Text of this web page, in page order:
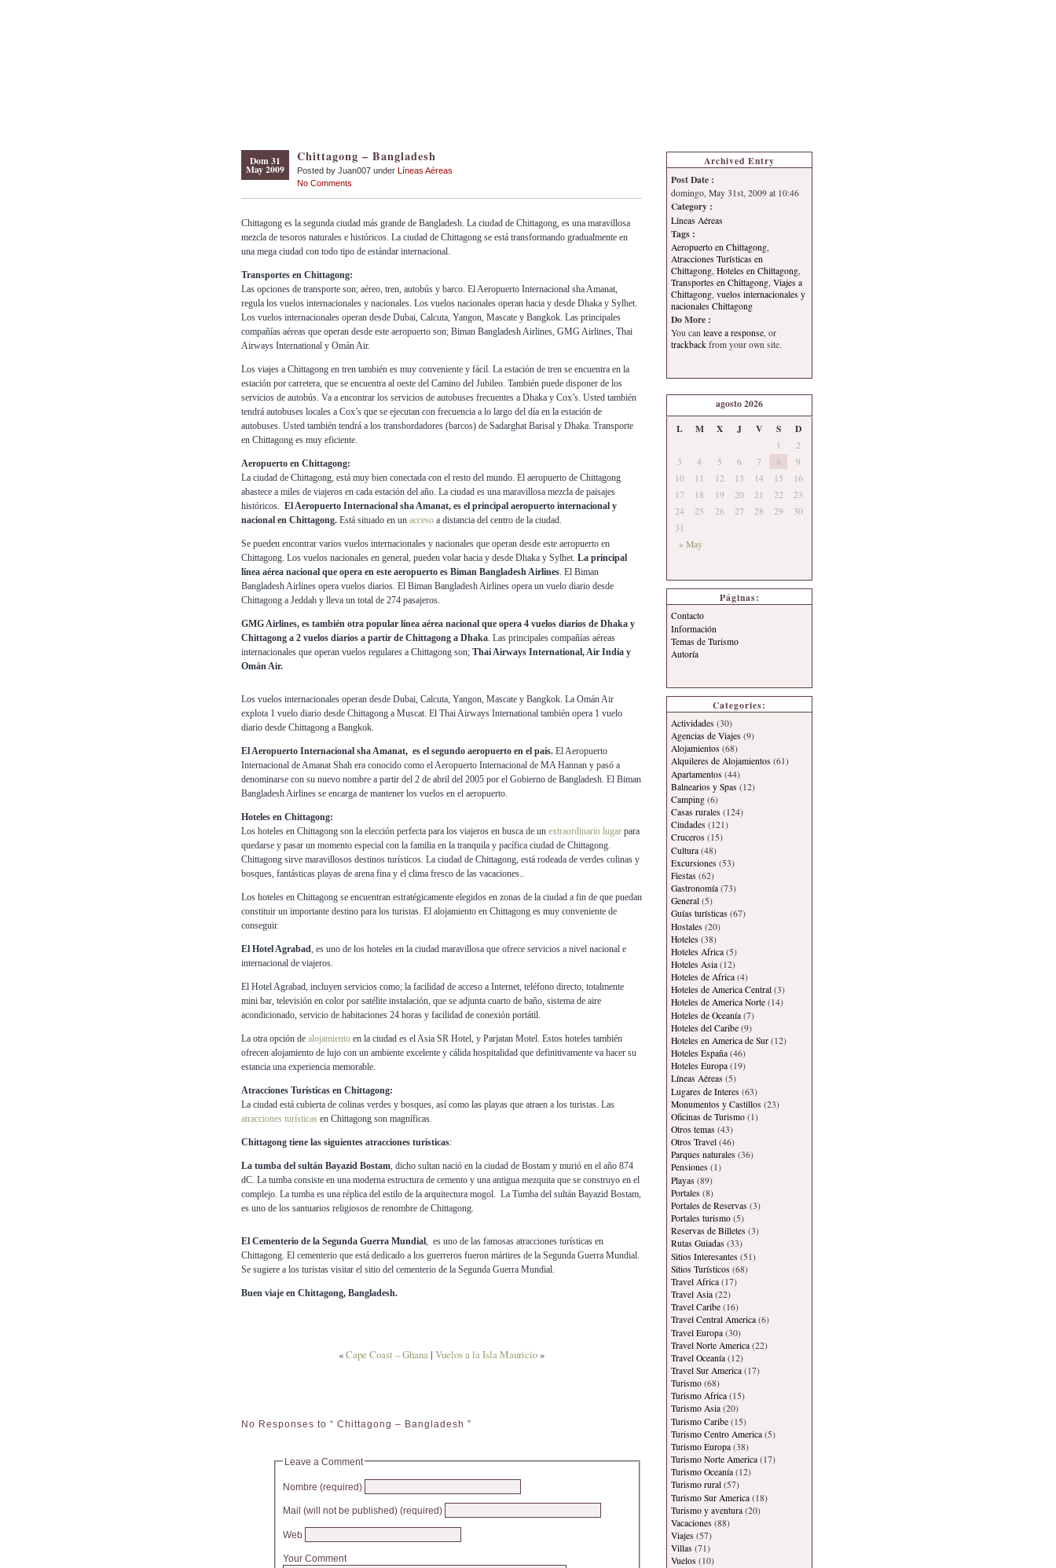
Dom 31
May 2009
Chittagong – Bangladesh
Posted by Juan007 under Líneas Aéreas
No Comments
Chittagong es la segunda ciudad más grande de Bangladesh. La ciudad de Chittagong, es una maravillosa
mezcla de tesoros naturales e históricos. La ciudad de Chittagong se está transformando gradualmente en
una mega ciudad con todo tipo de estándar internacional.
Transportes en Chittagong:
Las opciones de transporte son; aéreo, tren, autobús y barco. El Aeropuerto Internacional sha Amanat,
regula los vuelos internacionales y nacionales. Los vuelos nacionales operan hacia y desde Dhaka y Sylhet.
Los vuelos internacionales operan desde Dubai, Calcuta, Yangon, Mascate y Bangkok. Las principales
compañías aéreas que operan desde este aeropuerto son; Biman Bangladesh Airlines, GMG Airlines, Thai
Airways International y Omán Air.
Los viajes a Chittagong en tren también es muy conveniente y fácil. La estación de tren se encuentra en la
estación por carretera, que se encuentra al oeste del Camino del Jubileo. También puede disponer de los
servicios de autobús. Va a encontrar los servicios de autobuses frecuentes a Dhaka y Cox’s. Usted también
tendrá autobuses locales a Cox’s que se ejecutan con frecuencia a lo largo del día en la estación de
autobuses. Usted también tendrá a los transbordadores (barcos) de Sadarghat Barisal y Dhaka. Transporte
en Chittagong es muy eficiente.
Aeropuerto en Chittagong:
La ciudad de Chittagong, está muy bien conectada con el resto del mundo. El aeropuerto de Chittagong
abastece a miles de viajeros en cada estación del año. La ciudad es una maravillosa mezcla de paisajes
históricos. El Aeropuerto Internacional sha Amanat, es el principal aeropuerto internacional y
nacional en Chittagong. Está situado en un acceso a distancia del centro de la ciudad.
Se pueden encontrar varios vuelos internacionales y nacionales que operan desde este aeropuerto en
Chittagong. Los vuelos nacionales en general, pueden volar hacia y desde Dhaka y Sylhet. La principal
línea aérea nacional que opera en este aeropuerto es Biman Bangladesh Airlines. El Biman
Bangladesh Airlines opera vuelos diarios. El Biman Bangladesh Airlines opera un vuelo diario desde
Chittagong a Jeddah y lleva un total de 274 pasajeros.
GMG Airlines, es también otra popular línea aérea nacional que opera 4 vuelos diarios de Dhaka y
Chittagong a 2 vuelos diarios a partir de Chittagong a Dhaka. Las principales compañías aéreas
internacionales que operan vuelos regulares a Chittagong son; Thai Airways International, Air India y
Omán Air.
Los vuelos internacionales operan desde Dubai, Calcuta, Yangon, Mascate y Bangkok. La Omán Air
explota 1 vuelo diario desde Chittagong a Muscat. El Thai Airways International también opera 1 vuelo
diario desde Chittagong a Bangkok.
El Aeropuerto Internacional sha Amanat, es el segundo aeropuerto en el país. El Aeropuerto
Internacional de Amanat Shah era conocido como el Aeropuerto Internacional de MA Hannan y pasó a
denominarse con su nuevo nombre a partir del 2 de abril del 2005 por el Gobierno de Bangladesh. El Biman
Bangladesh Airlines se encarga de mantener los vuelos en el aeropuerto.
Hoteles en Chittagong:
Los hoteles en Chittagong son la elección perfecta para los viajeros en busca de un extraordinario lugar para
quedarse y pasar un momento especial con la familia en la tranquila y pacífica ciudad de Chittagong.
Chittagong sirve maravillosos destinos turísticos. La ciudad de Chittagong, está rodeada de verdes colinas y
bosques, fantásticas playas de arena fina y el clima fresco de las vacaciones..
Los hoteles en Chittagong se encuentran estratégicamente elegidos en zonas de la ciudad a fin de que puedan
constituir un importante destino para los turistas. El alojamiento en Chittagong es muy conveniente de
conseguir.
El Hotel Agrabad, es uno de los hoteles en la ciudad maravillosa que ofrece servicios a nivel nacional e
internacional de viajeros.
El Hotel Agrabad, incluyen servicios como; la facilidad de acceso a Internet, teléfono directo, totalmente
mini bar, televisión en color por satélite instalación, que se adjunta cuarto de baño, sistema de aire
acondicionado, servicio de habitaciones 24 horas y facilidad de conexión portátil.
La otra opción de alojamiento en la ciudad es el Asia SR Hotel, y Parjatan Motel. Estos hoteles también
ofrecen alojamiento de lujo con un ambiente excelente y cálida hospitalidad que definitivamente va hacer su
estancia una experiencia memorable.
Atracciones Turísticas en Chittagong:
La ciudad está cubierta de colinas verdes y bosques, así como las playas que atraen a los turistas. Las
atracciones turísticas en Chittagong son magníficas.
Chittagong tiene las siguientes atracciones turísticas:
La tumba del sultán Bayazid Bostam, dicho sultan nació en la ciudad de Bostam y murió en el año 874
dC. La tumba consiste en una moderna estructura de cemento y una antigua mezquita que se construyo en el
complejo. La tumba es una réplica del estilo de la arquitectura mogol. La Tumba del sultán Bayazid Bostam,
es uno de los santuarios religiosos de renombre de Chittagong.
El Cementerio de la Segunda Guerra Mundial, es uno de las famosas atracciones turísticas en
Chittagong. El cementerio que está dedicado a los guerreros fueron mártires de la Segunda Guerra Mundial.
Se sugiere a los turistas visitar el sitio del cementerio de la Segunda Guerra Mundial.
Buen viaje en Chittagong, Bangladesh.
«Cape Coast – Ghana| Vuelos a la Isla Mauricio»
No Responses to “ Chittagong – Bangladesh ”
Leave a Comment
Nombre (required)
Mail (will not be published) (required)
Web
Your Comment
Archived Entry
Post Date :
domingo, May 31st, 2009 at 10:46
Category :
Líneas Aéreas
Tags :
Aeropuerto en Chittagong
Atracciones Turísticas en
Chittagong Hoteles en Chittagong
Transportes en Chittagong Viajes a
Chittagong vuelos internacionales y
nacionales Chittagong
Do More :
You can leave a response, or
trackback from your own site.
agosto 2026
L
M X J V S D
« May
1
2
3
4 5 6 7 8
9
10
11 12 13 14 15
16
17
18 19 20 21 22
23
24
25 26 27 28 29
30
31
Páginas:
Contacto
Información
Temas de Turismo
Autoría
Categories:
Actividades (30)
Agencias de Viajes (9)
Alojamientos (68)
Alquileres de Alojamientos (61)
Apartamentos (44)
Balnearios y Spas (12)
Camping (6)
Casas rurales (124)
Ciudades (121)
Cruceros (15)
Cultura (48)
Excursiones (53)
Fiestas (62)
Gastronomía (73)
General (5)
Guías turísticas (67)
Hostales (20)
Hoteles (38)
Hoteles Africa (5)
Hoteles Asia (12)
Hoteles de Africa (4)
Hoteles de America Central (3)
Hoteles de America Norte (14)
Hoteles de Oceanía (7)
Hoteles del Caribe (9)
Hoteles en America de Sur (12)
Hoteles España (46)
Hoteles Europa (19)
Líneas Aéreas (5)
Lugares de Interes (63)
Monumentos y Castillos (23)
Oficinas de Turismo (1)
Otros temas (43)
Otros Travel (46)
Parques naturales (36)
Pensiones (1)
Playas (89)
Portales (8)
Portales de Reservas (3)
Portales turismo (5)
Reservas de Billetes (3)
Rutas Guiadas (33)
Sitios Interesantes (51)
Sitios Turísticos (68)
Travel Africa (17)
Travel Asia (22)
Travel Caribe (16)
Travel Central America (6)
Travel Europa (30)
Travel Norte America (22)
Travel Oceanía (12)
Travel Sur America (17)
Turismo (68)
Turismo Africa (15)
Turismo Asia (20)
Turismo Caribe (15)
Turismo Centro America (5)
Turismo Europa (38)
Turismo Norte America (17)
Turismo Oceanía (12)
Turismo rural (57)
Turismo Sur America (18)
Turismo y aventura (20)
Vacaciones (88)
Viajes (57)
Villas (71)
Vuelos (10)